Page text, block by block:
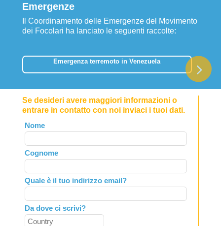
Emergenze
Il Coordinamento delle Emergenze del Movimento
dei Focolari ha lanciato le seguenti raccolte:
Emergenza terremoto in Venezuela
Se desideri avere maggiori informazioni o
entrare in contatto con noi inviaci i tuoi dati.
Leave
this
field
blank
Nome
Cognome
Quale è il tuo indirizzo email?
Da dove ci scrivi?